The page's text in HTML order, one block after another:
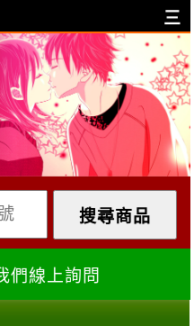
三
購物車內容:
的!
們線上詢問